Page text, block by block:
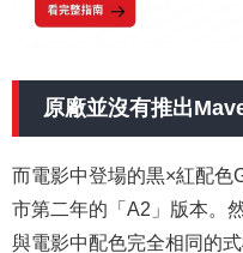
原廠並沒有推出
而電影中登場的黒×紅配色
市第二年的「A2」版本。
與電影中配色完全相同的